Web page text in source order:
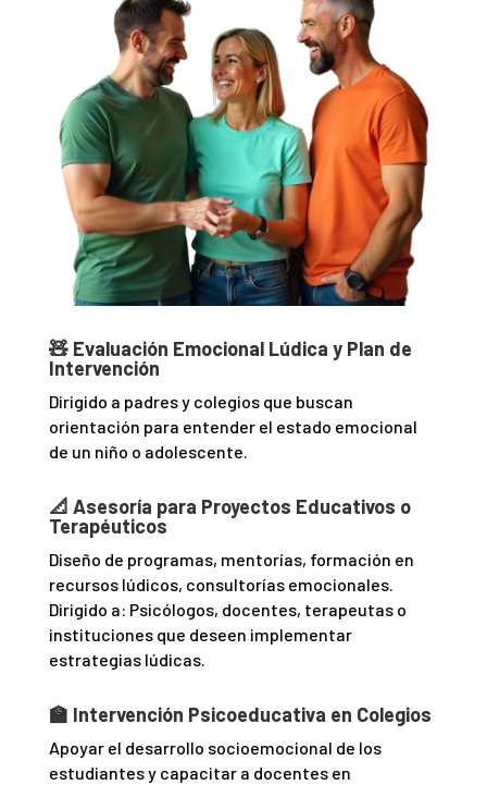
🧸 Evaluación Emocional Lúdica y Plan de
Intervención
Dirigido a padres y colegios que buscan
orientación para entender el estado emocional
de un niño o adolescente.
📐 Asesoría para Proyectos Educativos o
Terapéuticos
Diseño de programas, mentorías, formación en
recursos lúdicos, consultorías emocionales.
Dirigido a: Psicólogos, docentes, terapeutas o
instituciones que deseen implementar
estrategias lúdicas.
🏫 Intervención Psicoeducativa en Colegios
Apoyar el desarrollo socioemocional de los
estudiantes y capacitar a docentes en